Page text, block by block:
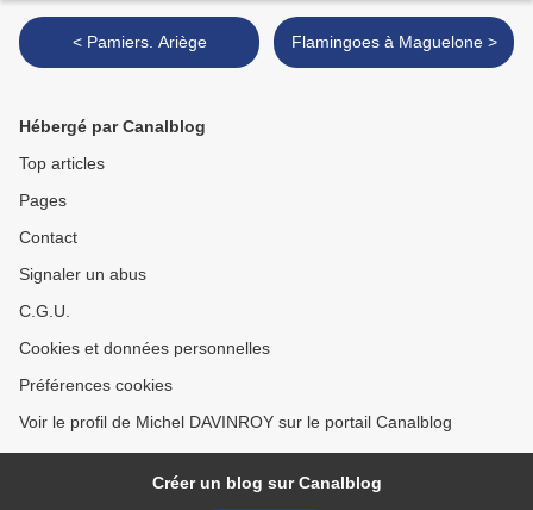
< Pamiers. Ariège Flamingoes à Maguelone >
Hébergé par Canalblog
Top articles
Pages
Contact
Signaler un abus
C.G.U.
Cookies et données personnelles
Préférences cookies
Voir le profil de Michel DAVINROY sur le portail Canalblog
Créer un blog sur Canalblog